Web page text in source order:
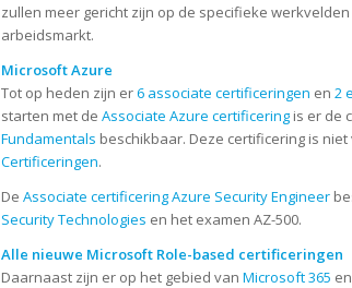
zullen meer gericht zijn op de specifieke
arbeidsmarkt.
Microsoft Azure
Tot op heden zijn er6 associate certificeringen en 2
starten met de Associate Azure certificering is er de
Fundamentals beschikbaar. Deze certificering is
Certificeringen.
De Associate certificering Azure Security Engineer
Security Technologies en het examen AZ-500.
Alle nieuwe Microsoft Role-based certificeringen
Daarnaast zijn er op het gebied van Microsoft 365 en